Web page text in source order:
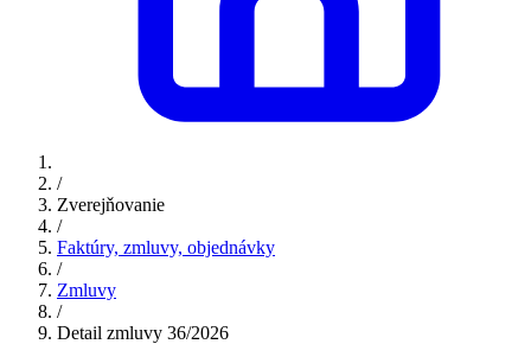
/
Zverejňovanie
/
Faktúry, zmluvy, objednávky
/
Zmluvy
/
Detail zmluvy 36/2026